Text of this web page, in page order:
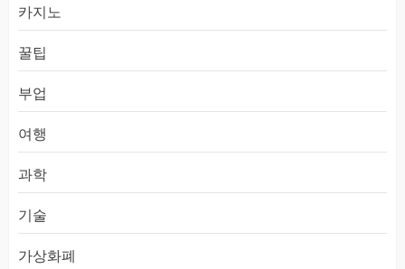
카지노
꿀팁
부업
여행
과학
기술
가상화폐